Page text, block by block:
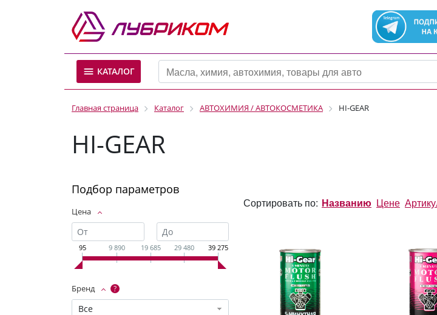
КАТАЛОГ
Главная страница Каталог АВТОХИМИЯ / АВТОКОСМЕТИКА HI-GEAR
HI-GEAR
Подбор параметров
Цена
95 9 890 19 685 29 480 39 275
Бренд ?
Все
Сортировать по: Названию Цене